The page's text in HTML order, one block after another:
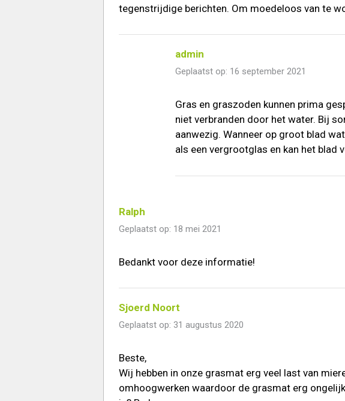
tegenstrijdige berichten. Om moedeloos van te
admin
Geplaatst op: 16 september 2021
Gras en graszoden kunnen prima
niet verbranden door het water. Bij
aanwezig. Wanneer op groot blad
als een vergrootglas en kan het blad
Ralph
Geplaatst op: 18 mei 2021
Bedankt voor deze informatie!
Sjoerd Noort
Geplaatst op: 31 augustus 2020
Beste,
Wij hebben in onze grasmat erg veel last van
omhoogwerken waardoor de grasmat erg